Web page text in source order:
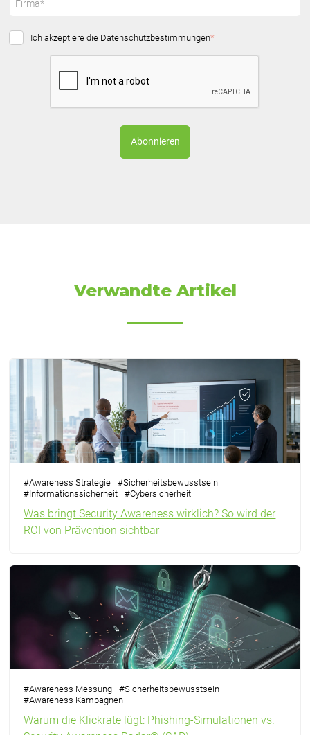
Ich akzeptiere die Datenschutzbestimmungen*
Verwandte Artikel
#Awareness Strategie #Sicherheitsbewusstsein
#Informationssicherheit #Cybersicherheit
Was bringt Security Awareness wirklich? So wird der
ROI von Prävention sichtbar
#Awareness Messung #Sicherheitsbewusstsein
#Awareness Kampagnen
Warum die Klickrate lügt: Phishing-Simulationen vs.